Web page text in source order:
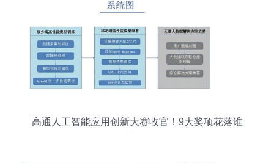
高通人工智能应用创新大赛收官！9大奖项花落谁